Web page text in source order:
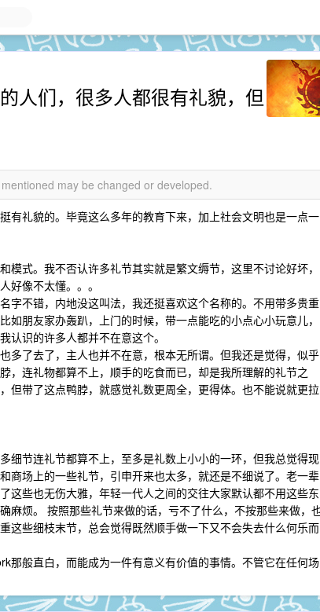
人们，很多人都很有礼貌，但
may be changed or developed.
有礼貌的。毕竟这么多年的教育下来，加上社会文明也是一点一
式。我不否认许多礼节其实就是繁文缛节，这里不讨论好坏，
好像不太懂。。。
字不错，内地没这叫法，我还挺喜欢这个名称的。不用带多贵重
朋友家办轰趴，上门的时候，带一点能吃的小点心小玩意儿，
认识的许多人都并不在意这个。
多了去了，主人也并不在意，根本无所谓。但我还是觉得，似乎
，连礼物都算不上，顺手的吃食而已，却是我所理解的礼节之
但带了这点鸭脖，就感觉礼数更周全，更得体。也不能说就更拉
细节连礼节都算不上，至多是礼数上小小的一环，但我总觉得现
商场上的一些礼节，引申开来也太多，就还是不细说了。老一辈
这些也无伤大雅，年轻一代人之间的交往大家默认都不用这些东
麻烦。 按照那些礼节来做的话，亏不了什么，不按那些来做，
这些细枝末节，总会觉得既然顺手做一下又不会失去什么何乐而
那般直白，而能成为一件有意义有价值的事情。不管它在任何场